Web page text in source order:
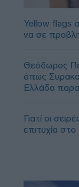
Yellow flags
να σε
Θεόδωρος
όπως
Ελλάδα
Γιατί οι
επιτυχία